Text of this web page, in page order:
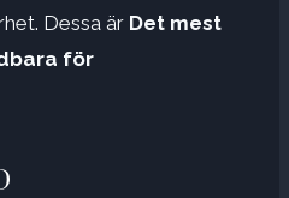
Dessa är Det mest
för